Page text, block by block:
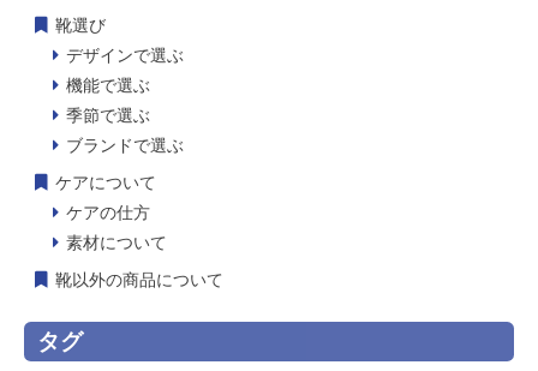
靴選び
デザインで選ぶ
機能で選ぶ
季節で選ぶ
ブランドで選ぶ
ケアについて
ケアの仕方
素材について
靴以外の商品について
タグ